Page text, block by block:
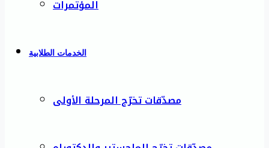
المؤتمرات
الخدمات الطلابية
مصدّقات تخرّج المرحلة الأولى